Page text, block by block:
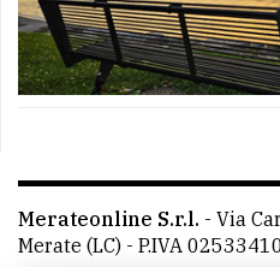
Merateonline S.r.l. - Via
Merate (LC) - P.IVA